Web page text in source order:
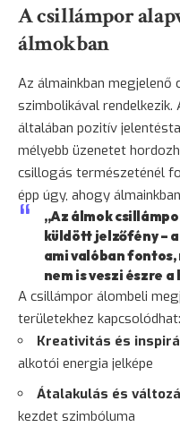
A csillámpor
álmokban
Az álmainkban megjelenő
szimbolikával
általában pozitív
mélyebb üzenetet
csillogás természeténél
épp úgy, ahogy
„Az álmok
küldött jelzőfény –
ami valóban fontos,
nem is veszi észre
A csillámpor álombeli
területekhez kapcsolódhat:
Kreativitás és
alkotói energia jelképe
Átalakulás és
kezdet szimbóluma